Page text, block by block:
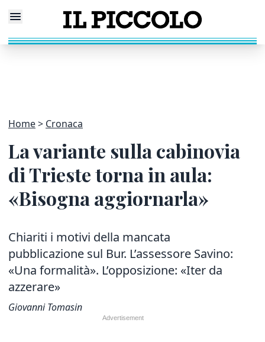
Home Cronaca
La variante sulla cabinovia
di Trieste torna in aula:
«Bisogna aggiornarla»
Chiariti i motivi della mancata
pubblicazione sul Bur. L’assessore Savino:
«Una formalità». L’opposizione: «Iter da
azzerare»
Giovanni Tomasin